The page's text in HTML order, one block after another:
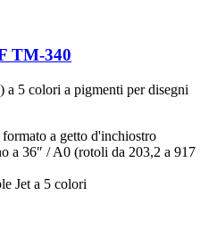
TM-340
a 5 colori a pigmenti per disegni
a getto d'inchiostro
a 36″ / A0 (rotoli da 203,2 a 917
Jet a 5 colori